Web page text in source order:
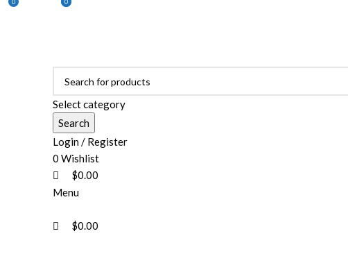
Select category
Search
Login / Register
0 Wishlist
0
$0.00
Menu
0
$0.00
0